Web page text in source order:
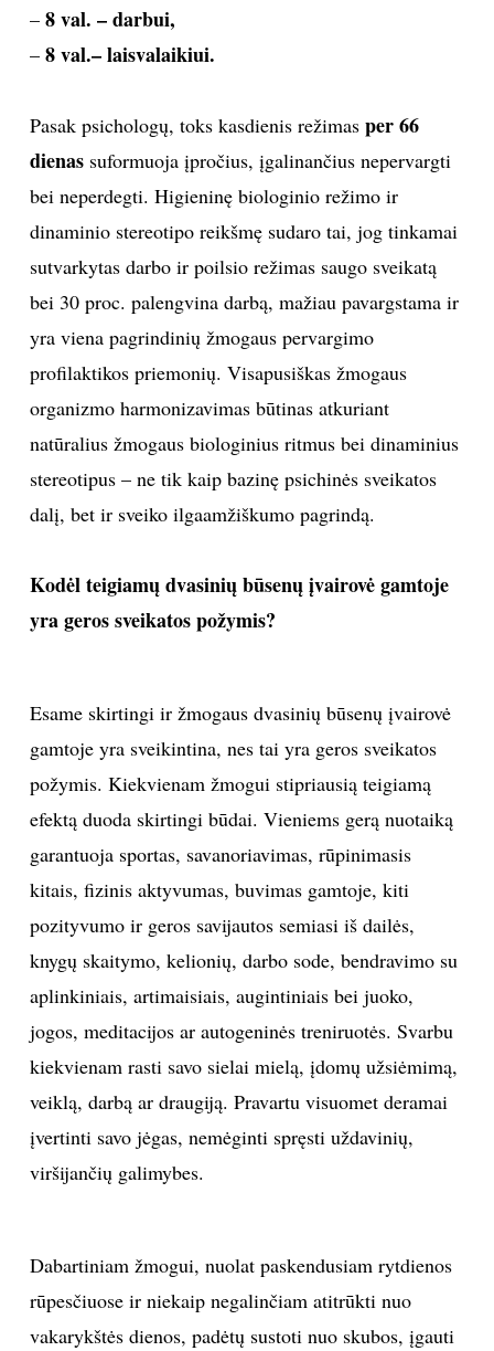
– 8 val. – darbui,
– 8 val.– laisvalaikiui.
Pasak psichologų, toks kasdienis režimas per 66
dienassuformuoja įpročius, įgalinančius nepervargti
bei neperdegti. Higieninę biologinio režimo ir
dinaminio stereotipo reikšmę sudaro tai, jog tinkamai
sutvarkytas darbo ir poilsio režimas saugo sveikatą
bei 30 proc. palengvina darbą, mažiau pavargstama ir
yra viena pagrindinių žmogaus pervargimo
profilaktikos priemonių. Visapusiškas žmogaus
organizmo harmonizavimas būtinas atkuriant
natūralius žmogaus biologinius ritmus bei dinaminius
stereotipus – ne tik kaip bazinę psichinės sveikatos
dalį, bet ir sveiko ilgaamžiškumo pagrindą.
Kodėl teigiamų dvasinių būsenų įvairovė gamtoje
yra geros sveikatos požymis?
Esame skirtingi ir žmogaus dvasinių būsenų įvairovė
gamtoje yra sveikintina, nes tai yra geros sveikatos
požymis. Kiekvienam žmogui stipriausią teigiamą
efektą duoda skirtingi būdai. Vieniems gerą nuotaiką
garantuoja sportas, savanoriavimas, rūpinimasis
kitais, fizinis aktyvumas, buvimas gamtoje, kiti
pozityvumo ir geros savijautos semiasi iš dailės,
knygų skaitymo, kelionių, darbo sode, bendravimo su
aplinkiniais, artimaisiais, augintiniais bei juoko,
jogos, meditacijos ar autogeninės treniruotės. Svarbu
kiekvienam rasti savo sielai mielą, įdomų užsiėmimą,
veiklą, darbą ar draugiją. Pravartu visuomet deramai
įvertinti savo jėgas, nemėginti spręsti uždavinių,
viršijančių galimybes.
Dabartiniam žmogui, nuolat paskendusiam rytdienos
rūpesčiuose ir niekaip negalinčiam atitrūkti nuo
vakarykštės dienos, padėtų sustoti nuo skubos, įgauti